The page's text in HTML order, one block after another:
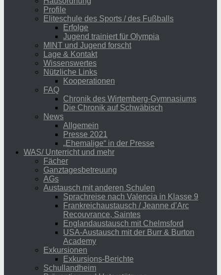
Profile
Eliteschule des Sports / des Fußballs
Erfolge
Jugend trainiert für Olympia
MINT und Jugend forscht
Lage & Kontakt
Wissenswertes
Nützliche Links
Kooperationen
FAQ
Chronik des Wirtemberg-Gymnasiums
Die Chronik auf Schwäbisch
News
Allgemein
Presse 2021
„Ehemalige“ in der Presse
WAS/ Unterricht und mehr
Fächer
Ganztagesbetreuung
AGs
Austausch mit anderen Schulen
Sprachreise nach Valencia in Klasse 9
Frankreichaustausch / Jeanne d’Arc
Recouvrance, Saintes
Englandaustausch mit Chelmsford
USA-Austausch mit der Burr & Burton
Academy
Exkursionen
Exkursions-Berichte
Schullandheim